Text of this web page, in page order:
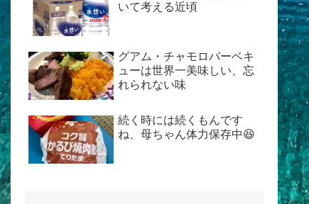
いて考える近頃
グアム・チャモロバーベキ
ューは世界一美味しい、忘
れられない味
続く時には続くもんです
ね、母ちゃん体力保存中😆